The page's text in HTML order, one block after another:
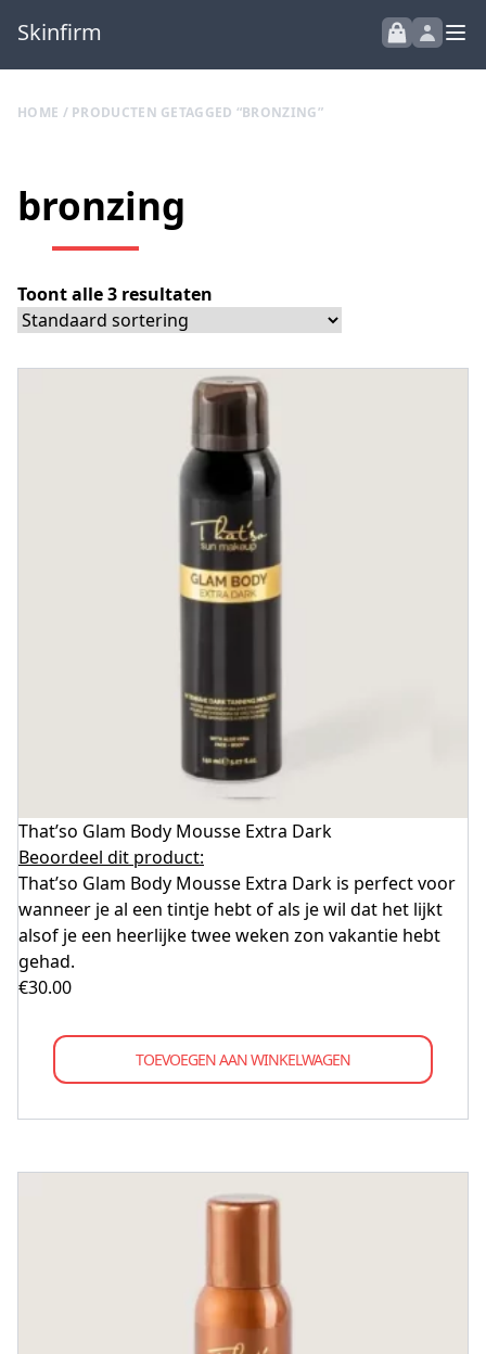
Skinfirm
HOME / PRODUCTEN GETAGGED “BRONZING”
bronzing
Toont alle 3 resultaten
That’so Glam Body Mousse Extra Dark
Beoordeel dit product:
That’so Glam Body Mousse Extra Dark is perfect voor
wanneer je al een tintje hebt of als je wil dat het lijkt
alsof je een heerlijke twee weken zon vakantie hebt
gehad.
€30.00
TOEVOEGEN AAN WINKELWAGEN